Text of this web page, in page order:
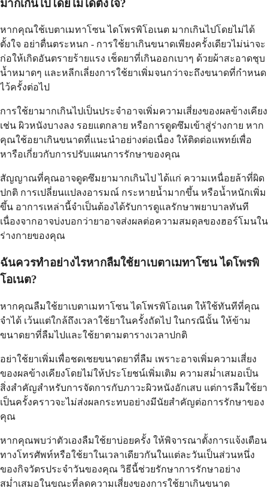
มากเกินไปโดยไม่ได้ตั้งใจ?
หากคุณใช้เบตาเมทาโซน ไดโพรพิโอเนต มากเกินไปโดยไม่ได้
ตั้งใจ อย่าตื่นตระหนก - การใช้ยาเกินขนาดเพียงครั้งเดียวไม่น่าจะ
ก่อให้เกิดอันตรายร้ายแรง เช็ดยาที่เกินออกเบาๆ ด้วยผ้าสะอาดชุบ
น้ำหมาดๆ และหลีกเลี่ยงการใช้ยาเพิ่มจนกว่าจะถึงขนาดที่กำหนด
ไว้ครั้งต่อไป
การใช้ยามากเกินไปเป็นประจำอาจเพิ่มความเสี่ยงของผลข้างเคียง
เช่น ผิวหนังบางลง รอยแตกลาย หรือการดูดซึมเข้าสู่ร่างกาย หาก
คุณใช้อยาเกินขนาดที่แนะนำอย่างต่อเนื่อง ให้ติดต่อแพทย์เพื่อ
หารือเกี่ยวกับการปรับแผนการรักษาของคุณ
สัญญาณที่คุณอาจดูดซึมยามากเกินไป ได้แก่ ความเหนื่อยล้าที่ผิด
ปกติ การเปลี่ยนแปลงอารมณ์ กระหายน้ำมากขึ้น หรือน้ำหนักเพิ่ม
ขึ้น อาการเหล่านี้จำเป็นต้องได้รับการดูแลรักษาพยาบาลทันที
เนื่องจากอาจบ่งบอกว่ายาอาจส่งผลต่อความสมดุลของฮอร์โมนใน
ร่างกายของคุณ
ฉันควรทำอย่างไรหากลืมใช้ยาเบตาเมทาโซน ไดโพรพิ
โอเนต?
หากคุณลืมใช้ยาเบตาเมทาโซน ไดโพรพิโอเนต ให้ใช้ทันทีที่คุณ
จำได้ เว้นแต่ใกล้ถึงเวลาใช้ยาในครั้งถัดไป ในกรณีนั้น ให้ข้าม
ขนาดยาที่ลืมไปและใช้ยาตามตารางเวลาปกติ
อย่าใช้ยาเพิ่มเพื่อชดเชยขนาดยาที่ลืม เพราะอาจเพิ่มความเสี่ยง
ของผลข้างเคียงโดยไม่ให้ประโยชน์เพิ่มเติม ความสม่ำเสมอเป็น
สิ่งสำคัญสำหรับการจัดการกับภาวะผิวหนังอักเสบ แต่การลืมใช้ยา
เป็นครั้งคราวจะไม่ส่งผลกระทบอย่างมีนัยสำคัญต่อการรักษาของ
คุณ
หากคุณพบว่าตัวเองลืมใช้ยาบ่อยครั้ง ให้พิจารณาตั้งการแจ้งเตือน
ทางโทรศัพท์หรือใช้ยาในเวลาเดียวกันในแต่ละวันเป็นส่วนหนึ่ง
ของกิจวัตรประจำวันของคุณ วิธีนี้ช่วยรักษาการรักษาอย่าง
สม่ำเสมอในขณะที่ลดความเสี่ยงของการใช้ยาเกินขนาด